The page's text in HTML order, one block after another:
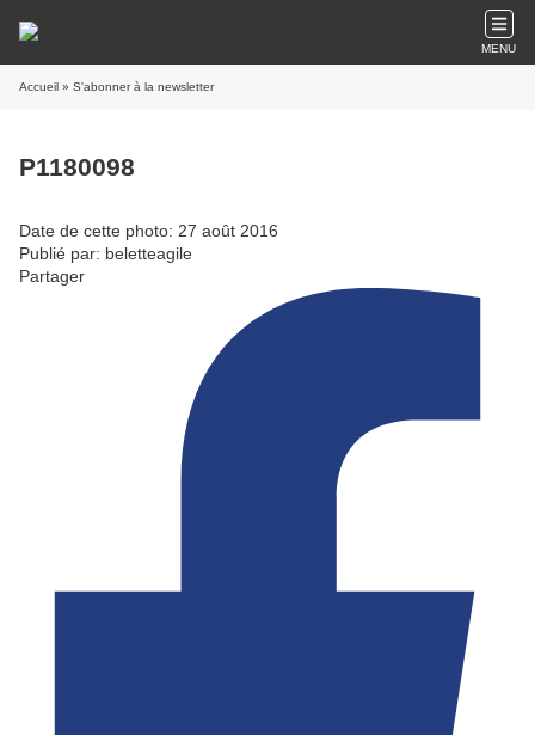
MENU
Accueil » S'abonner à la newsletter
P1180098
Date de cette photo: 27 août 2016
Publié par: beletteagile
Partager